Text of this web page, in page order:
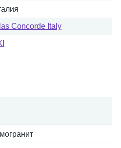
Concorde Italy